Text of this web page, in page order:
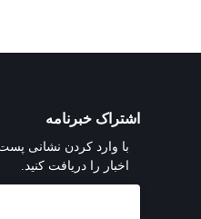
خبرنامه
با وارد کردن نشانی پست الکترونیکی
اخبار را دریافت کنید.